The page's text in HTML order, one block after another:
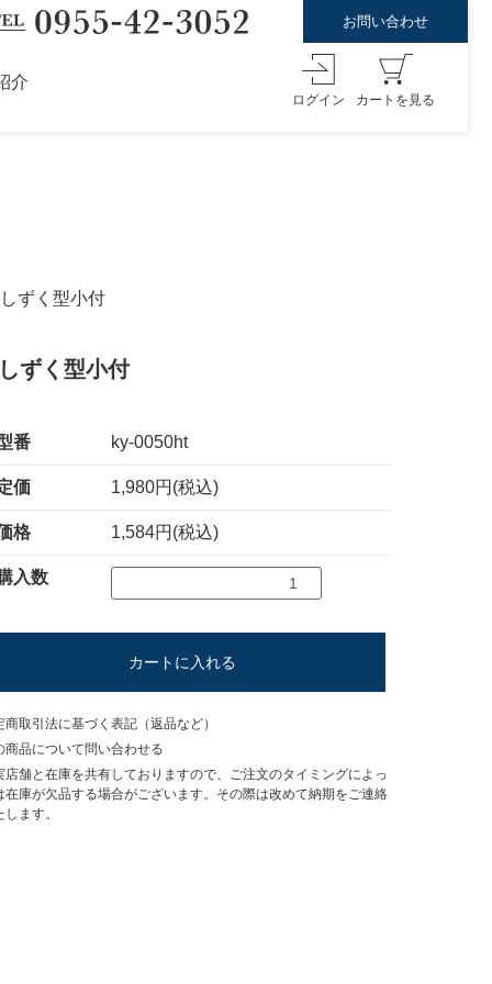
お問い合わせ
介
ログイン カートを見る
ずく型小付
ずく型小付
番 ky-0050ht
価 1,980円(税込)
格 1,584円(税込)
入数
カートに入れる
商取引法に基づく表記（返品など）
商品について問い合わせる
舗と在庫を共有しておりますので、ご注文のタイミングによっ
在庫が欠品する場合がございます。その際は改めて納期をご連絡
します。